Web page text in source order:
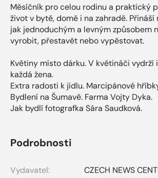
Měsíčník pro celou rodinu a praktický
život v bytě, domě i na zahradě. Přináší
jak jednoduchým a levným způsobem
vyrobit, přestavět nebo vypěstovat.
Květiny místo dárku. V květináči vydrží
každá žena.
Extra radosti k jídlu. Marcipánové
Bydlení na Šumavě. Farma Vojty Dyka.
Jak bydlí fotografka Sára Saudková.
Podrobnosti
Vydavatel:
CZECH NEWS